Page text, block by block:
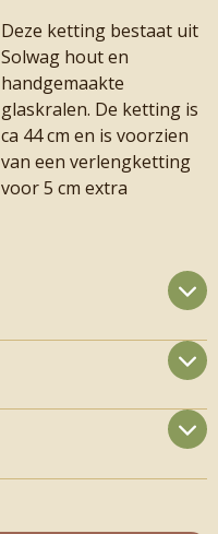
Deze ketting bestaat uit
Solwag hout en
handgemaakte
glaskralen. De ketting is
ca 44 cm en is voorzien
van een verlengketting
voor 5 cm extra